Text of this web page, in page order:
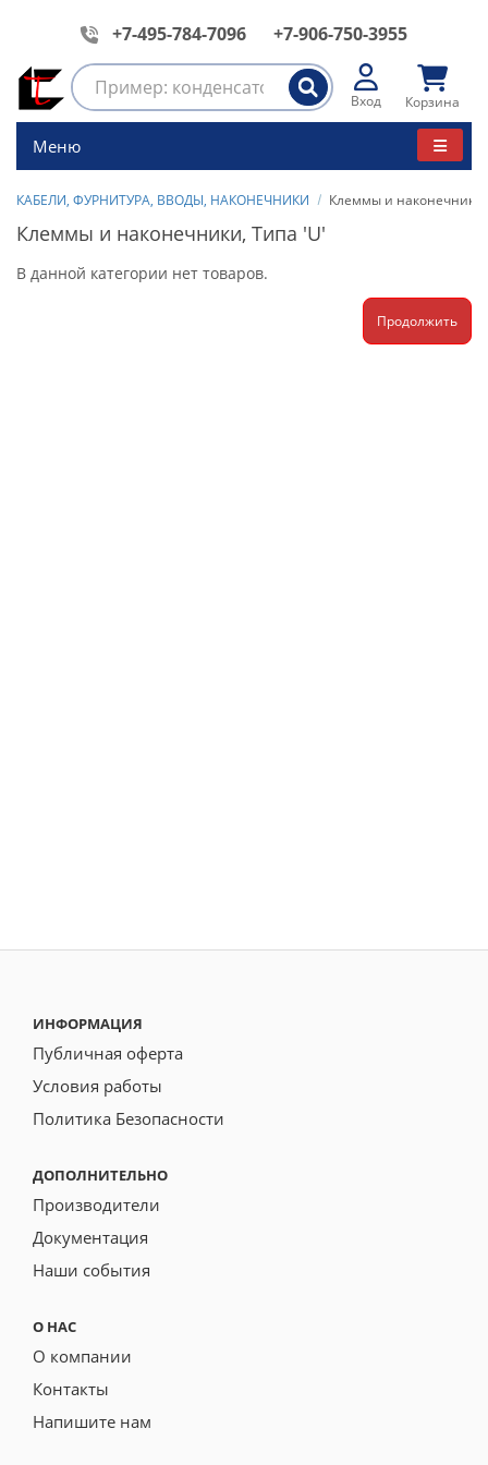
+7-495-784-7096 +7-906-750-3955
Вход Корзина
Меню
КАБЕЛИ, ФУРНИТУРА, ВВОДЫ, НАКОНЕЧНИКИ Клеммы и
Клеммы и наконечники, Типа 'U'
В данной категории нет товаров.
Продолжить
ИНФОРМАЦИЯ
Публичная оферта
Условия работы
Политика Безопасности
ДОПОЛНИТЕЛЬНО
Производители
Документация
Наши события
О НАС
О компании
Контакты
Напишите нам